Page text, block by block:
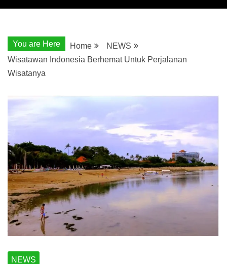
You are Here Home
NEWS
Wisatawan Indonesia Berhemat Untuk Perjalanan
Wisatanya
NEWS